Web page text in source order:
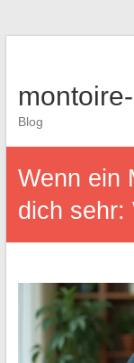
Blog
Wenn ein
dich sehr: